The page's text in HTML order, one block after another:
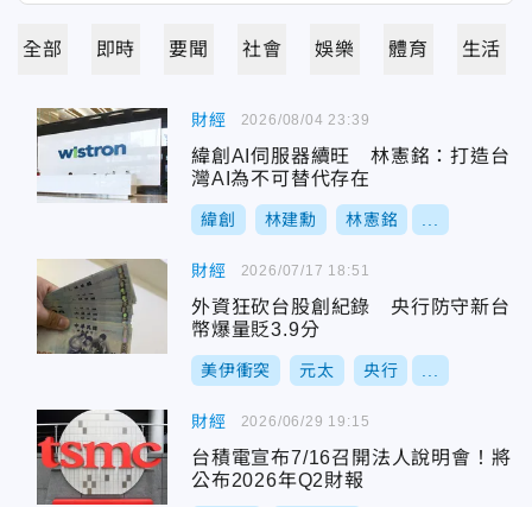
全部 即時 要聞 社會 娛樂 體育 生活
財經
緯創AI伺服器續旺 林憲銘：打造台
灣AI為不可替代存在
緯創 林建勳 林憲銘
2026/08/04 23:39
財經
外資狂砍台股創紀錄 央行防守新台
幣爆量貶3.9分
美伊衝突 元太 央行
2026/07/17 18:51
財經
台積電宣布7/16召開法人說明會！將
公布2026年Q2財報
2026/06/29 19:15